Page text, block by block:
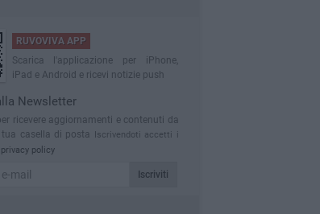
RUVOVIVA APP
Scarica l'applicazione per iPhone,
iPad e Android e ricevi notizie push
Newsletter
ricevere aggiornamenti e contenuti da
tua casella di posta
Iscrivendoti accetti i
privacy policy
Iscriviti